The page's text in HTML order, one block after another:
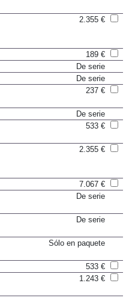
189 €
De serie
De serie
De serie
7.067 €
533 €